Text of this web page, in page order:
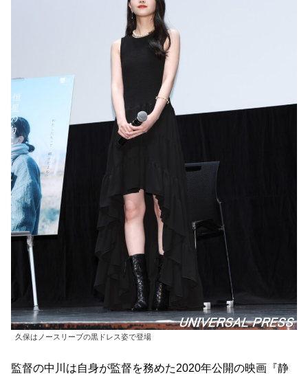
久保はノースリーブの黒ドレス姿で登場
監督の中川は自身が監督を務めた2020年公開の映画『静